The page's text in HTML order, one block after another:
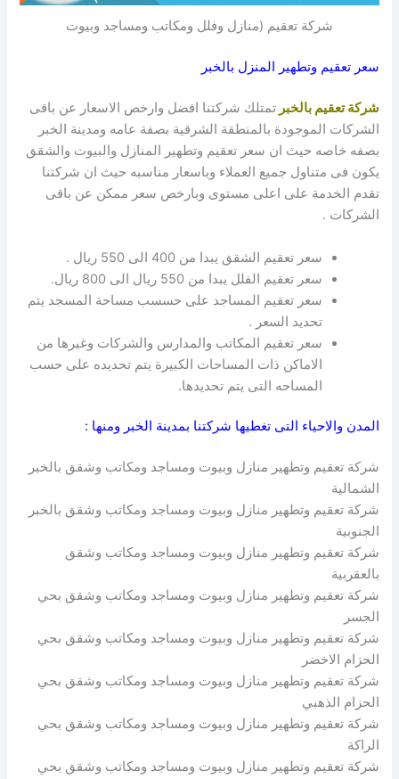
شركة تعقيم (منازل وفلل ومكاتب ومساجد وبيوت
سعر تعقيم وتطهير المنزل بالخبر
شركة تعقيم بالخبرتمتلك شركتنا افضل وارخص الاسعار عن باقى
الشركات الموجودة بالمنطقة الشرقية بصفة عامه ومدينة الخبر
بصفه خاصه حيث ان سعر تعقيم وتطهير المنازل والبيوت والشقق
يكون فى متناول جميع العملاء وباسعار مناسبه حيث ان شركتنا
تقدم الخدمة على اعلى مستوى وبارخص سعر ممكن عن باقى
الشركات .
سعر تعقيم الشقق يبدا من 400 الى 550 ريال .
سعر تعقيم الفلل يبدا من 550 ريال الى 800 ريال.
سعر تعقيم المساجد على حسسب مساحة المسجد يتم
تحديد السعر .
سعر تعقيم المكاتب والمدارس والشركات وغيرها من
الاماكن ذات المساحات الكبيرة يتم تحديده على حسب
المساحه التى يتم تحديدها.
المدن والاحياء التى تغطيها شركتنا بمدينة الخبر ومنها :
شركة تعقيم وتطهير منازل وبيوت ومساجد ومكاتب وشقق بالخبر
الشمالية
شركة تعقيم وتطهير منازل وبيوت ومساجد ومكاتب وشقق بالخبر
الجنوبية
شركة تعقيم وتطهير منازل وبيوت ومساجد ومكاتب وشقق
بالعقربية
شركة تعقيم وتطهير منازل وبيوت ومساجد ومكاتب وشقق بحي
الجسر
شركة تعقيم وتطهير منازل وبيوت ومساجد ومكاتب وشقق بحي
الحزام الاخضر
شركة تعقيم وتطهير منازل وبيوت ومساجد ومكاتب وشقق بحي
الحزام الذهبي
شركة تعقيم وتطهير منازل وبيوت ومساجد ومكاتب وشقق بحي
الراكة
شركة تعقيم وتطهير منازل وبيوت ومساجد ومكاتب وشقق بحي